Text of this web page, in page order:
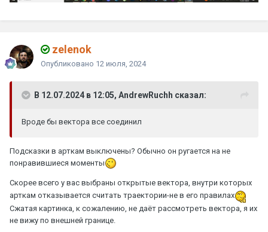
zelenok
Опубликовано 12 июля, 2024
В 12.07.2024 в 12:05, AndrewRuchh сказал:
Вроде бы вектора все соединил
Подсказки в арткам выключены? Обычно он ругается на не
понравившиеся моменты
Скорее всего у вас выбраны открытые вектора, внутри которых
арткам отказывается считать траектории-не в его правилах
Сжатая картинка, к сожалению, не даёт рассмотреть вектора, я их
не вижу по внешней границе.